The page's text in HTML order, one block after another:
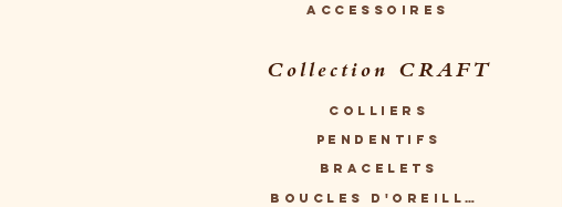
Collection CRAFT
Colliers
Pendentifs
Bracelets
Boucles d'oreilles
Accessoires